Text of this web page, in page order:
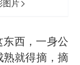
图片
东西，一身公
就得摘，摘